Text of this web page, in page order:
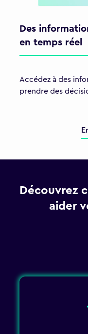
Des
en temps réel
Accédez à des
prendre des
Découvrez
aider